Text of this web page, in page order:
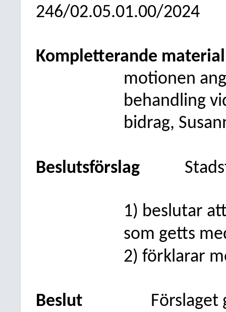
246/02.05.01.00/2024
Kompletterande material
motionen
behandling
bidrag,
Beslutsförslag
1) beslutar
som getts
2) förklarar
Beslut Förslaget